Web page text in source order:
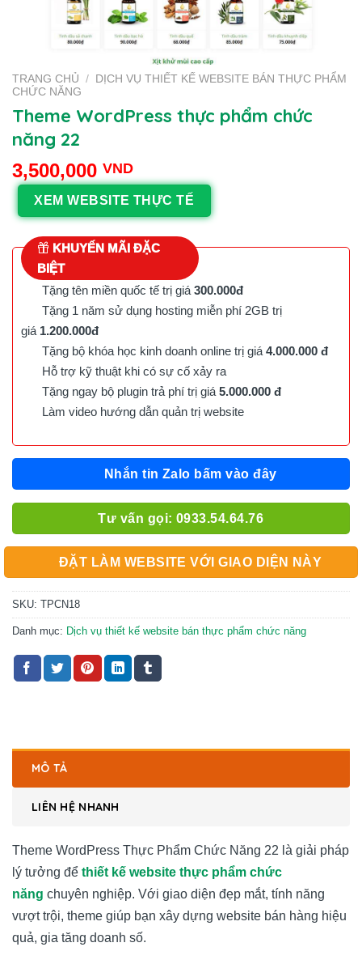
TRANG CHỦ /
DỊCH VỤ THIẾT KẾ WEBSITE BÁN THỰC PHẨM
CHỨC NĂNG
Theme WordPress thực phẩm chức
năng 22
3,500,000 VND
XEM WEBSITE THỰC TẾ
KHUYẾN MÃI ĐẶC
BIỆT
Tặng tên miền quốc tế trị giá 300.000đ
Tặng 1 năm sử dụng hosting miễn phí 2GB trị
giá 1.200.000đ
Tặng bộ khóa học kinh doanh online trị giá 4.000.000 đ
Hỗ trợ kỹ thuật khi có sự cố xảy ra
Tặng ngay bộ plugin trả phí trị giá 5.000.000 đ
Làm video hướng dẫn quản trị website
Nhắn tin Zalo bấm vào đây
Tư vấn gọi: 0933.54.64.76
ĐẶT LÀM WEBSITE VỚI GIAO DIỆN NÀY
SKU: TPCN18
Danh mục: Dịch vụ thiết kế website bán thực phẩm chức năng
MÔ TẢ
LIÊN HỆ NHANH
Theme WordPress Thực Phẩm Chức Năng 22 là giải pháp
lý tưởng để thiết kế website thực phẩm chức
năng chuyên nghiệp. Với giao diện đẹp mắt, tính năng
vượt trội, theme giúp bạn xây dựng website bán hàng hiệu
quả, gia tăng doanh số.